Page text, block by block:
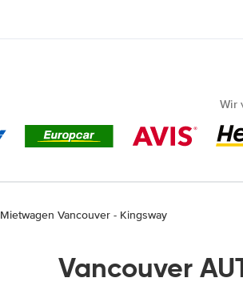
Wir
Mietwagen Vancouver - Kingsway
Vancouver